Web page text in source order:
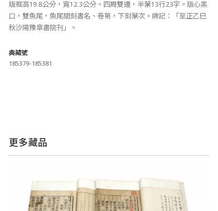
版框高19.8公分，寬12.3公分。四周雙邊，半葉13行23字。版心黑
口，雙魚尾，魚尾間刻書名、卷第，下刻葉次。牌記：「至正乙巳
秋沙陽豫章書院刊」。
典藏號
185379-185381
更多藏品